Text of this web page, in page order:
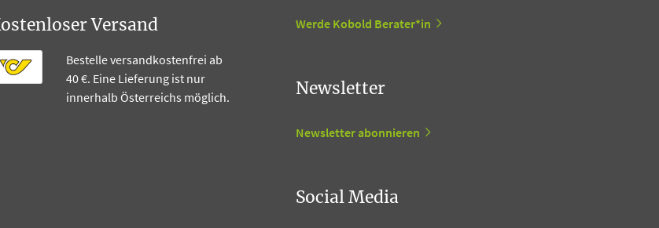
Versand
Bestelle versandkostenfrei ab
40 €. Eine Lieferung ist nur
innerhalb Österreichs möglich.
Werde Kobold Berater*in
Newsletter
Newsletter abonnieren
Social Media